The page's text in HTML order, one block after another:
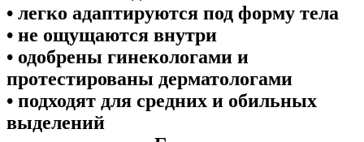
• легко адаптируются под форму тела
• не ощущаются внутри
• одобрены гинекологами и
протестированы дерматологами
• подходят для средних и обильных
выделений